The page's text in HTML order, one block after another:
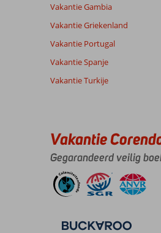
info
onze
beoordelingen.
6,5
van onze
klanten
Vakantie Gambia
Vakantie Griekenland
Vakantie Portugal
Vakantie Spanje
Vakantie Turkije
Vakantie
Gegarandeerd veilig